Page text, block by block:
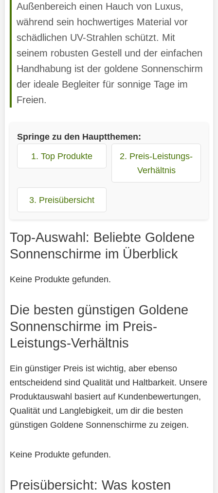
Außenbereich einen Hauch von Luxus,
während sein hochwertiges Material vor
schädlichen UV-Strahlen schützt. Mit
seinem robusten Gestell und der einfachen
Handhabung ist der goldene Sonnenschirm
der ideale Begleiter für sonnige Tage im
Freien.
Springe zu den Hauptthemen:
1. Top Produkte
2. Preis-Leistungs-
Verhältnis
3. Preisübersicht
Top-Auswahl: Beliebte Goldene
Sonnenschirme im Überblick
Keine Produkte gefunden.
Die besten günstigen Goldene
Sonnenschirme im Preis-
Leistungs-Verhältnis
Ein günstiger Preis ist wichtig, aber ebenso
entscheidend sind Qualität und Haltbarkeit. Unsere
Produktauswahl basiert auf Kundenbewertungen,
Qualität und Langlebigkeit, um dir die besten
günstigen Goldene Sonnenschirme zu zeigen.
Keine Produkte gefunden.
Preisübersicht: Was kosten